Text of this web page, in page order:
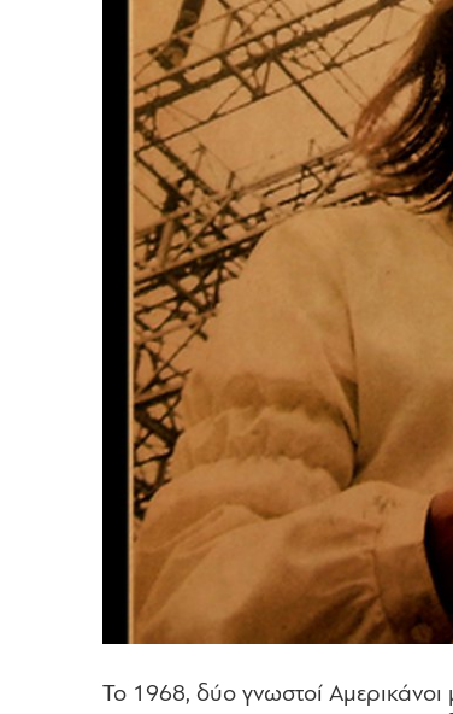
Το 1968, δύο γνωστοί Αμερικάνοι